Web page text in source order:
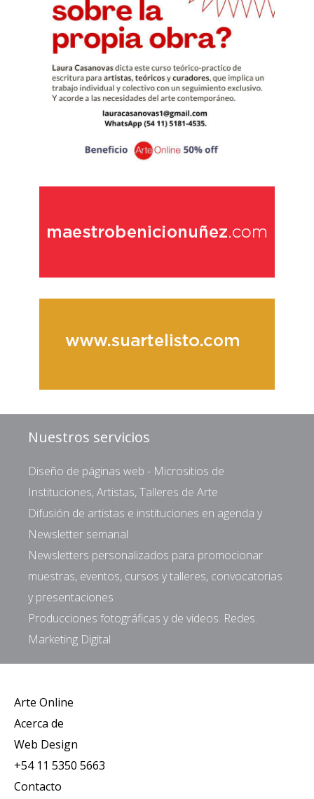
Nuestros servicios
Diseño de páginas web - Micrositios de
Instituciones, Artistas, Talleres de Arte
Difusión de artistas e instituciones en agenda y
Newsletter semanal
Newsletters personalizados para promocionar
muestras, eventos, cursos y talleres, convocatorias
y presentaciones
Producciones fotográficas y de videos. Redes.
Marketing Digital
Arte Online
Acerca de
Web Design
+54 11 5350 5663
Contacto